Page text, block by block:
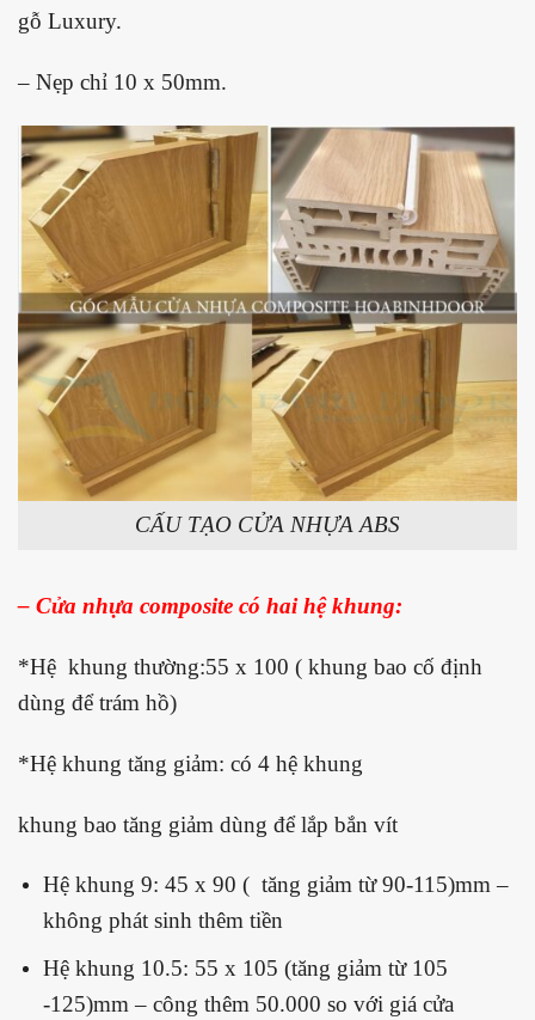
gỗ Luxury.
– Nẹp chỉ 10 x 50mm.
CẤU TẠO CỬA NHỰA ABS
– Cửa nhựa composite có hai hệ khung:
*Hệ khung thường:55 x 100 ( khung bao cố định
dùng để trám hồ)
*Hệ khung tăng giảm: có 4 hệ khung
khung bao tăng giảm dùng để lắp bắn vít
Hệ khung 9: 45 x 90 ( tăng giảm từ 90-115)mm –
không phát sinh thêm tiền
Hệ khung 10.5: 55 x 105 (tăng giảm từ 105
-125)mm – công thêm 50.000 so với giá cửa